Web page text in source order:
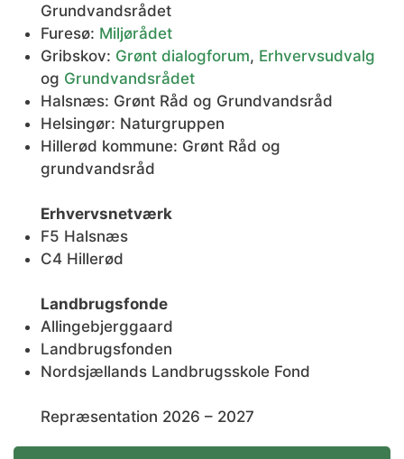
Grundvandsrådet
Furesø: Miljørådet
Gribskov: Grønt dialogforum, Erhvervsudvalg
og Grundvandsrådet
Halsnæs: Grønt Råd og Grundvandsråd
Helsingør: Naturgruppen
Hillerød kommune: Grønt Råd og
grundvandsråd
Erhvervsnetværk
F5 Halsnæs
C4 Hillerød
Landbrugsfonde
Allingebjerggaard
Landbrugsfonden
Nordsjællands Landbrugsskole Fond
Repræsentation 2026 – 2027